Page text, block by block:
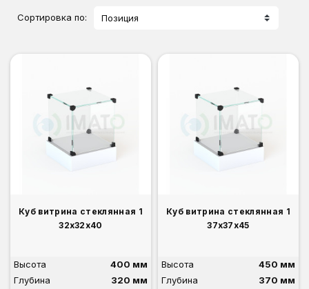
Сортировка по: Позиция
Куб витрина стеклянная 1
32х32х40
Высота
400 мм
Глубина
320 мм
Куб витрина стеклянная 1
37х37х45
Высота
450 мм
Глубина
370 мм